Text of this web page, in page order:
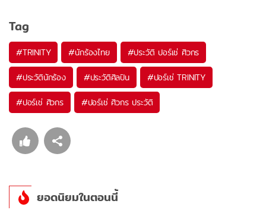
Tag
#TRINITY #นักร้องไทย #ประวัติ ปอร์เช่ ศิวกร
#ประวัตินักร้อง #ประวัติศิลปิน #ปอร์เช่ TRINITY
#ปอร์เช่ ศิวกร #ปอร์เช่ ศิวกร ประวัติ
ยอดนิยมในตอนนี้